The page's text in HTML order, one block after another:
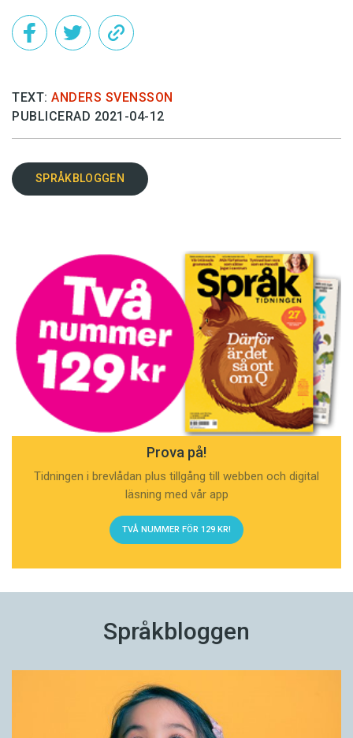
TEXT: ANDERS SVENSSON
PUBLICERAD 2021-04-12
SPRÅKBLOGGEN
Prova på!
Tidningen i brevlådan plus tillgång till webben och digital
läsning med vår app
TVÅ NUMMER FÖR 129 KR!
Språkbloggen